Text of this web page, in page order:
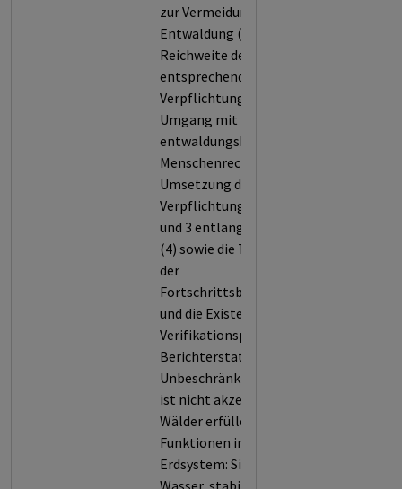
zur Vermeidung von
Entwaldung (1), die Stärke und
Reichweite der
entsprechenden
Verpflichtungen (2), der
Umgang mit
entwaldungsbedingten
Menschenrechtsrisiken (3), die
Umsetzung der
Verpflichtungen in Kriterium 2
und 3 entlang der Lieferkette
(4) sowie die Transparenz bei
der
Fortschrittsberichterstattung
und die Existenz von
Verifikationsprozessen dieser
Berichterstattung (5).
Unbeschränkte Entwaldung
ist nicht akzeptabel, denn
Wälder erfüllen zentrale
Funktionen in unserem
Erdsystem: Sie filtern Luft und
Wasser, stabilisieren das